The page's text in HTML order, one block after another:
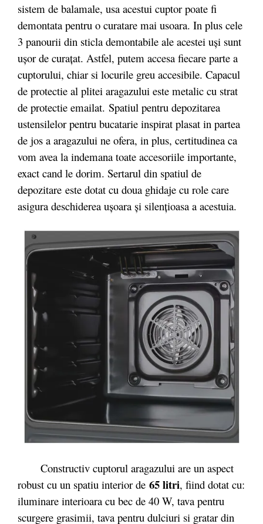
sistem de balamale, usa acestui cuptor poate fi
demontata pentru o curatare mai usoara. In plus cele
3 panourii din sticla demontabile ale acestei uşi sunt
uşor de curaţat. Astfel, putem accesa fiecare parte a
cuptorului, chiar si locurile greu accesibile. Capacul
de protectie al plitei aragazului este metalic cu strat
de protectie emailat. Spatiul pentru depozitarea
ustensilelor pentru bucatarie inspirat plasat in partea
de jos a aragazului ne ofera, in plus, certitudinea ca
vom avea la indemana toate accesoriile importante,
exact cand le dorim. Sertarul din spatiul de
depozitare este dotat cu doua ghidaje cu role care
asigura deschiderea uşoara şi silenţioasa a acestuia.
Constructiv cuptorul aragazului are un aspect
robust cu un spatiu interior de 65 litri, fiind dotat cu:
iluminare interioara cu bec de 40 W, tava pentru
scurgere grasimii, tava pentru dulciuri si gratar din